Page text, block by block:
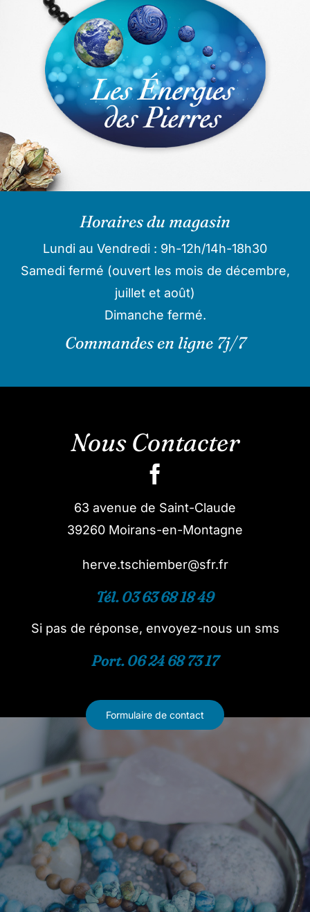
Horaires du magasin
Lundi au Vendredi : 9h-12h/14h-18h30
Samedi fermé (ouvert les mois de décembre,
juillet et août)
Dimanche fermé.
Commandes en ligne 7j/7
Nous Contacter
63 avenue de Saint-Claude
39260 Moirans-en-Montagne
herve.tschiember@sfr.fr
Tél. 03 63 68 18 49
Si pas de réponse, envoyez-nous un sms
Port. 06 24 68 73 17
Formulaire de contact